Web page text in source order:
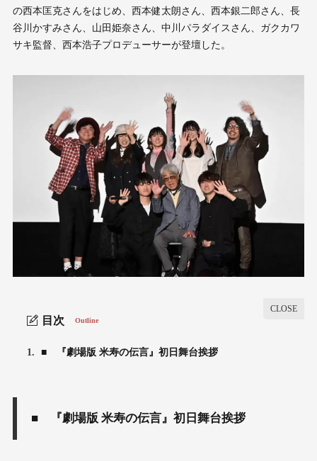
の西本匡克さんをはじめ、西本健太朗さん、西本銀二郎さん、長
谷川かすみさん、山田姫奈さん、中川パラダイスさん、ガクカワ
サキ監督、西本浩子プロデューサーが登壇した。
目次 Outline
1. ■ 『劇場版 米寿の伝言』初日舞台挨拶
■ 『劇場版 米寿の伝言』初日舞台挨拶